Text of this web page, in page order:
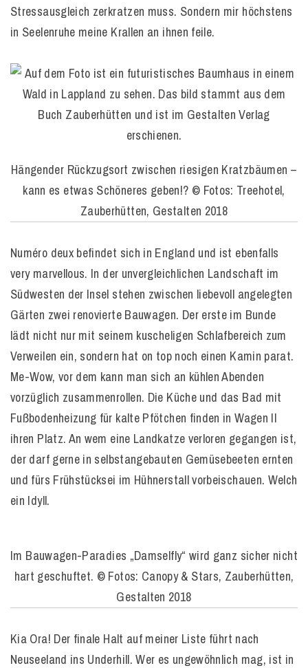
Stressausgleich zerkratzen muss. Sondern mir höchstens
in Seelenruhe meine Krallen an ihnen feile.
Hängender Rückzugsort zwischen riesigen Kratzbäumen –
kann es etwas Schöneres geben!? © Fotos: Treehotel,
Zauberhütten, Gestalten 2018
Numéro deux befindet sich in England und ist ebenfalls
very marvellous. In der unvergleichlichen Landschaft im
Südwesten der Insel stehen zwischen liebevoll angelegten
Gärten zwei renovierte Bauwagen. Der erste im Bunde
lädt nicht nur mit seinem kuscheligen Schlafbereich zum
Verweilen ein, sondern hat on top noch einen Kamin parat.
Me-Wow, vor dem kann man sich an kühlen Abenden
vorzüglich zusammenrollen. Die Küche und das Bad mit
Fußbodenheizung für kalte Pfötchen finden in Wagen II
ihren Platz. An wem eine Landkatze verloren gegangen ist,
der darf gerne in selbstangebauten Gemüsebeeten ernten
und fürs Frühstücksei im Hühnerstall vorbeischauen. Welch
ein Idyll.
Im Bauwagen-Paradies „Damselfly“ wird ganz sicher nicht
hart geschuftet. © Fotos: Canopy & Stars, Zauberhütten,
Gestalten 2018
Kia Ora! Der finale Halt auf meiner Liste führt nach
Neuseeland ins Underhill. Wer es ungewöhnlich mag, ist in